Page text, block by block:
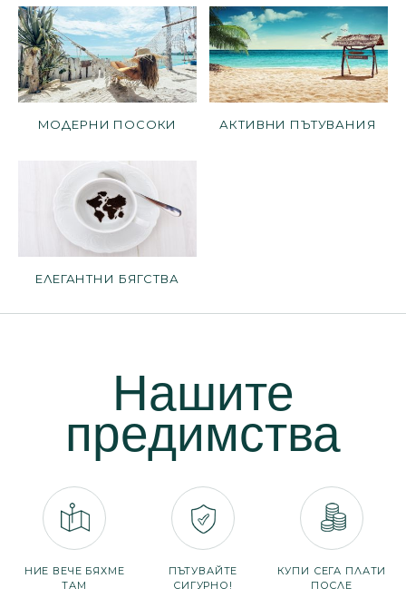
МОДЕРНИ ПОСОКИ АКТИВНИ ПЪТУВАНИЯ
ЕЛЕГАНТНИ БЯГСТВА
Нашите
предимства
НИЕ ВЕЧЕ БЯХМЕ
ТАМ
ПЪТУВАЙТЕ
СИГУРНО!
КУПИ СЕГА ПЛАТИ
ПОСЛЕ